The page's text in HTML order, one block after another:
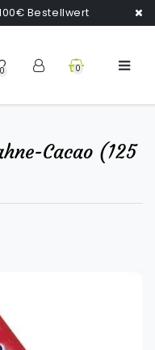
Bestellwert
0 0
Cacao (125